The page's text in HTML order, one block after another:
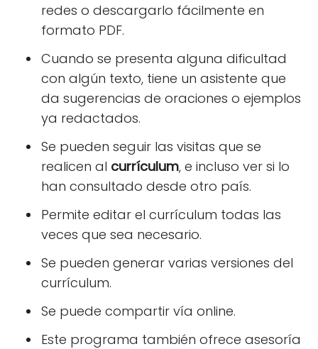
redes o descargarlo fácilmente en
formato PDF.
Cuando se presenta alguna dificultad
con algún texto, tiene un asistente que
da sugerencias de oraciones o ejemplos
ya redactados.
Se pueden seguir las visitas que se
realicen al currículum, e incluso ver si lo
han consultado desde otro país.
Permite editar el currículum todas las
veces que sea necesario.
Se pueden generar varias versiones del
currículum.
Se puede compartir vía online.
Este programa también ofrece asesoría